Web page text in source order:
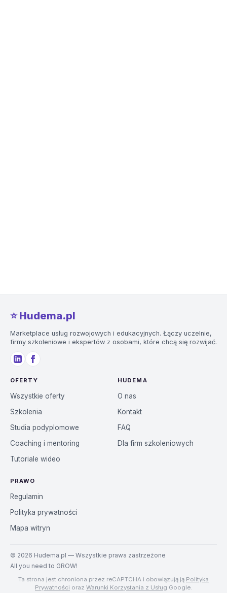
⭐️ Hudema.pl
Marketplace usług rozwojowych i edukacyjnych. Łączy uczelnie,
firmy szkoleniowe i ekspertów z osobami, które chcą się rozwijać.
OFERTY
Wszystkie oferty
Szkolenia
Studia podyplomowe
Coaching i mentoring
Tutoriale wideo
HUDEMA
O nas
Kontakt
FAQ
Dla firm szkoleniowych
PRAWO
Regulamin
Polityka prywatności
Mapa witryn
© 2026 Hudema.pl — Wszystkie prawa zastrzeżone
All you need to GROW!
Ta strona jest chroniona przez reCAPTCHA i obowiązują ją Polityka
Prywatności oraz Warunki Korzystania z Usług Google.